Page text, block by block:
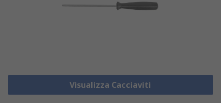
Visualizza Cacciaviti